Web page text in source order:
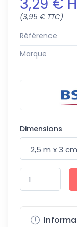
(3,95 € TTC)
Référence
Marque
Dimensions